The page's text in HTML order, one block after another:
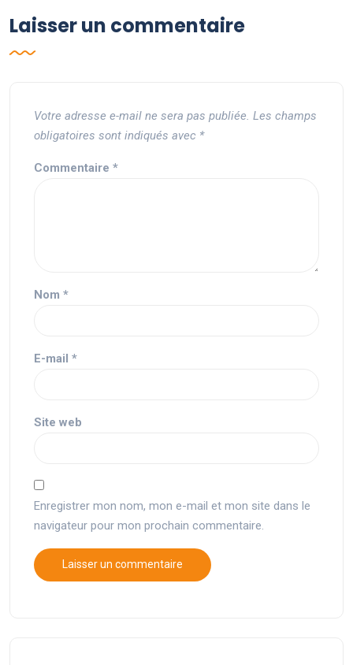
Laisser un commentaire
Votre adresse e-mail ne sera pas publiée. Les champs
obligatoires sont indiqués avec *
Commentaire *
Nom *
E-mail *
Site web
Enregistrer mon nom, mon e-mail et mon site dans le
navigateur pour mon prochain commentaire.